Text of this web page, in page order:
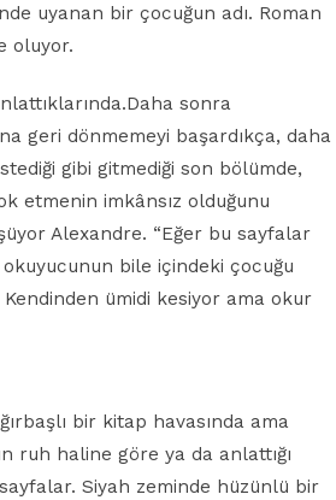
uyanan bir çocuğun adı. Roman
oluyor.
sonra
geri dönmemeyi başardıkça, daha
gibi gitmediği son bölümde,
etmenin imkânsız olduğunu
Alexandre. “Eğer bu sayfalar
bile içindeki çocuğu
ümidi kesiyor ama okur
bir kitap havasında ama
ruh haline göre ya da anlattığı
Siyah zeminde hüzünlü bir